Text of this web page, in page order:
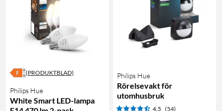
(PRODUKTBLAD)
Philips Hue
White Smart LED-lampa
Philips Hue
Rörelsevakt för
utomhusbruk
4.5 (54)